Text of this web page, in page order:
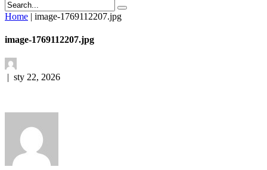
Home | image-1769112207.jpg
image-1769112207.jpg
sty 22, 2026